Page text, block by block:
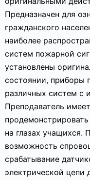
Предназначен для
гражданского
наиболее
систем пожарной
установлены
состоянии, приборы
различных систем с
Преподаватель
на глазах учащихся.
возможность
срабатывание
электрической цепи